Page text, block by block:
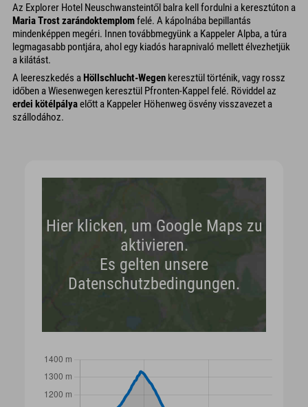
Az Explorer Hotel Neuschwansteintől balra kell fordulni a keresztúton a
Maria Trost zarándoktemplomfelé. A kápolnába bepillantás
mindenképpen megéri. Innen továbbmegyünk a Kappeler Alpba, a túra
legmagasabb pontjára, ahol egy kiadós harapnivaló mellett élvezhetjük
a kilátást.
A leereszkedés aHöllschlucht-Wegen keresztül történik, vagy rossz
időben a Wiesenwegen keresztül Pfronten-Kappel felé. Röviddel az
erdei kötélpályaelőtt a Kappeler Höhenweg ösvény visszavezet a
szállodához.
Hier klicken, um Google Maps zu
aktivieren.
Es gelten unsere
Datenschutzbedingungen.